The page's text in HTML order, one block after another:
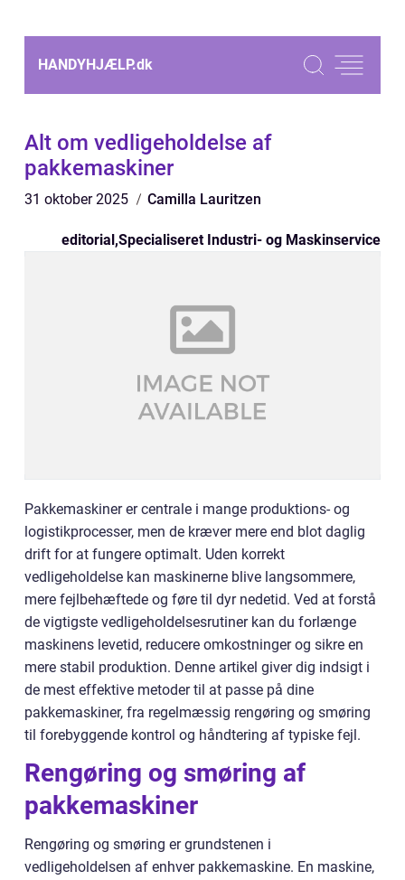
HANDYHJÆLP.dk
Alt om vedligeholdelse af
pakkemaskiner
31 oktober 2025 Camilla Lauritzen
editorial,Specialiseret Industri- og Maskinservice
Pakkemaskiner er centrale i mange produktions- og
logistikprocesser, men de kræver mere end blot daglig
drift for at fungere optimalt. Uden korrekt
vedligeholdelse kan maskinerne blive langsommere,
mere fejlbehæftede og føre til dyr nedetid. Ved at forstå
de vigtigste vedligeholdelsesrutiner kan du forlænge
maskinens levetid, reducere omkostninger og sikre en
mere stabil produktion. Denne artikel giver dig indsigt i
de mest effektive metoder til at passe på dine
pakkemaskiner, fra regelmæssig rengøring og smøring
til forebyggende kontrol og håndtering af typiske fejl.
Rengøring og smøring af
pakkemaskiner
Rengøring og smøring er grundstenen i
vedligeholdelsen af enhver pakkemaskine. En maskine,